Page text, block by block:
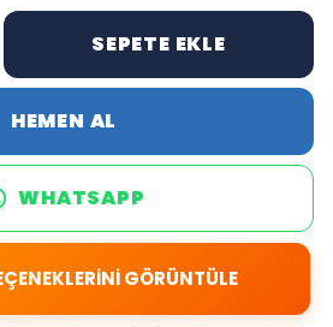
SEPETE EKLE
HEMEN AL
WHATSAPP
GÖRÜNTÜLE